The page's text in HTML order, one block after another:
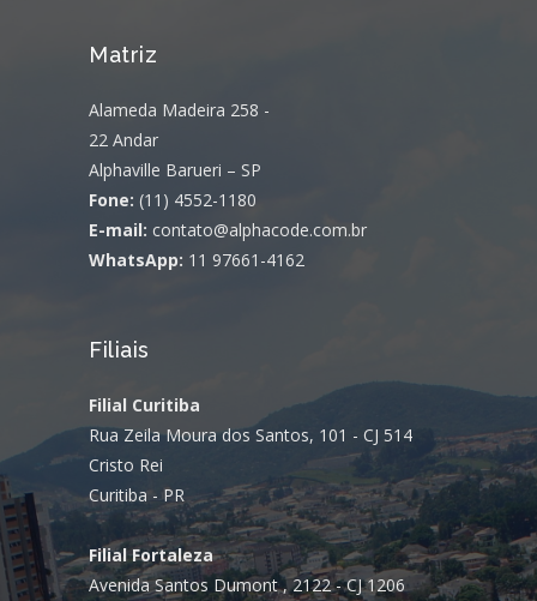
Matriz
Alameda Madeira 258 -
22 Andar
Alphaville Barueri – SP
Fone: (11) 4552-1180
E-mail: contato@alphacode.com.br
WhatsApp: 11 97661-4162
Filiais
Filial Curitiba
Rua Zeila Moura dos Santos, 101 - CJ 514
Cristo Rei
Curitiba - PR
Filial Fortaleza
Avenida Santos Dumont , 2122 - CJ 1206